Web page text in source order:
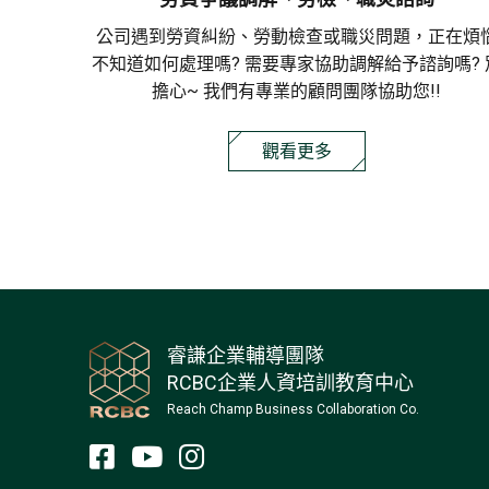
公司遇到勞資糾紛、勞動檢查或職災問題，正在煩
不知道如何處理嗎? 需要專家協助調解給予諮詢嗎?
擔心~ 我們有專業的顧問團隊協助您!!
觀看更多
睿謙企業輔導團隊
RCBC企業人資培訓教育中心
Reach Champ Business Collaboration Co.